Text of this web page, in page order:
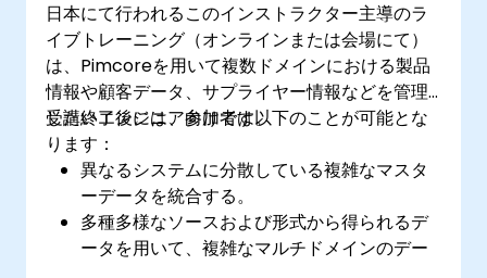
日本にて行われるこのインストラクター主導のラ
イブトレーニング（オンラインまたは会場にて）
は、Pimcoreを用いて複数ドメインにおける製品
情報や顧客データ、サプライヤー情報などを管理
したいエンジニア向けです。
受講終了後には、参加者は以下のことが可能とな
ります：
異なるシステムに分散している複雑なマスタ
ーデータを統合する。
多種多様なソースおよび形式から得られるデ
ータを用いて、複雑なマルチドメインのデー